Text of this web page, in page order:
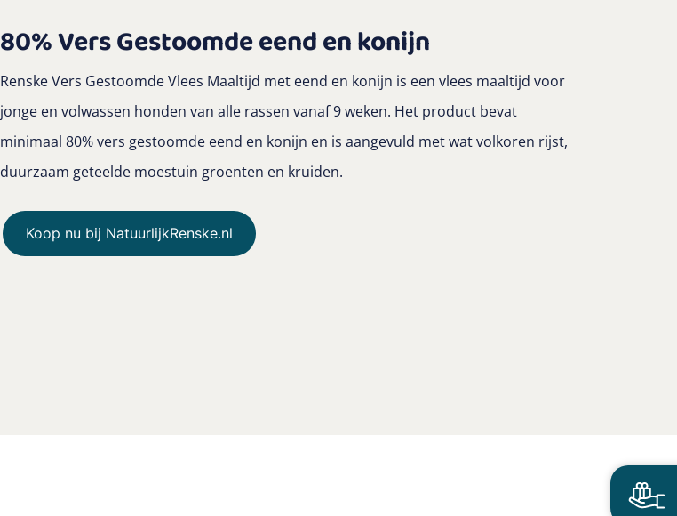
80% Vers Gestoomde eend en konijn
Renske Vers Gestoomde Vlees Maaltijd met eend en konijn is een vlees maaltijd voor
jonge en volwassen honden van alle rassen vanaf 9 weken. Het product bevat
minimaal 80% vers gestoomde eend en konijn en is aangevuld met wat volkoren rijst,
duurzaam geteelde moestuin groenten en kruiden.
Koop nu bij NatuurlijkRenske.nl